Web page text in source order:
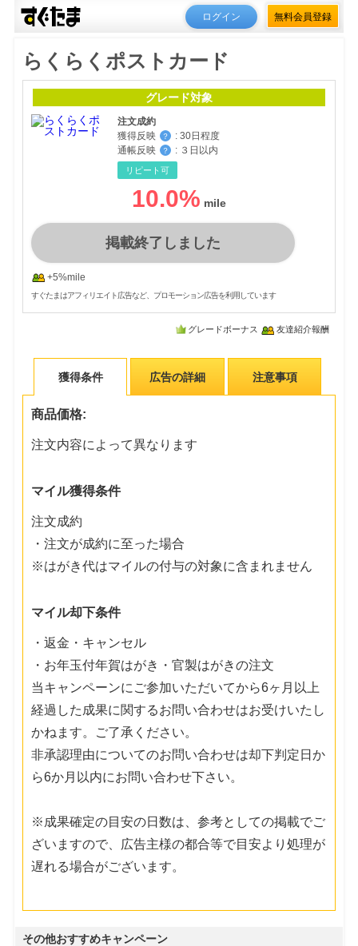
ログイン 無料会員登録
らくらくポストカード
グレード対象
注文成約
獲得反映
？ : 30日程度
通帳反映
？ : ３日以内
リピート可
10.0%
掲載終了しました
+5%mile
すぐたまはアフィリエイト広告など、プロモーション広告を利用しています
グレードボーナス 友達紹介報酬
獲得条件 広告の詳細 注意事項
商品価格:
注文内容によって異なります
マイル獲得条件
注文成約
・注文が成約に至った場合
※はがき代はマイルの付与の対象に含まれません
マイル却下条件
・返金・キャンセル
・お年玉付年賀はがき・官製はがきの注文
当キャンペーンにご参加いただいてから6ヶ月以上
経過した成果に関するお問い合わせはお受けいたし
かねます。ご了承ください。
非承認理由についてのお問い合わせは却下判定日か
ら6か月以内にお問い合わせ下さい。
※成果確定の目安の日数は、参考としての掲載でご
ざいますので、広告主様の都合等で目安より処理が
遅れる場合がございます。
その他おすすめキャンペーン